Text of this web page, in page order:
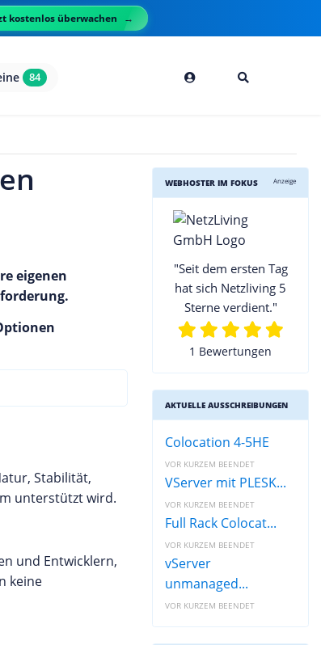
kostenlos überwachen
84
eigenen
Stabilität,
unterstützt wird.
und Entwicklern,
keine
WEBHOSTER IM FOKUS Anzeige
"Seit dem ersten Tag
hat sich Netzliving 5
Sterne verdient."
1 Bewertungen
AKTUELLE AUSSCHREIBUNGEN
Colocation 4-5HE
VOR KURZEM BEENDET
VServer mit PLESK...
VOR KURZEM BEENDET
Full Rack Colocat...
VOR KURZEM BEENDET
vServer
unmanaged...
VOR KURZEM BEENDET